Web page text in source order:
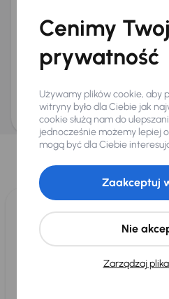
Na numer telefonu
Wyślij
ani zagwarantowaną dostępnością pojazdu.
Dopraváků 874/15, Čimice, 184 00 Praga 8,
Twoje dane osobowe zgodnie z zasadami
osobowych
Wybraliśmy
Wybieramy dla Ciebienajlepsze
dla Ciebiedo 400
Cenimy
prywatność
Używamy plików cookie, aby
witryny było dla Ciebie jak
cookie służą nam do
jednocześnie możemy lepiej
mogą być dla Ciebie
Zarządzaj
Nie
Zaakceptuj